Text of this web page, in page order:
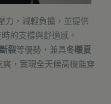
力，減輕負擔，並提供
時的支撐與舒適感。
裂等優勢，兼具冬暖夏
，實現全天候高機能穿